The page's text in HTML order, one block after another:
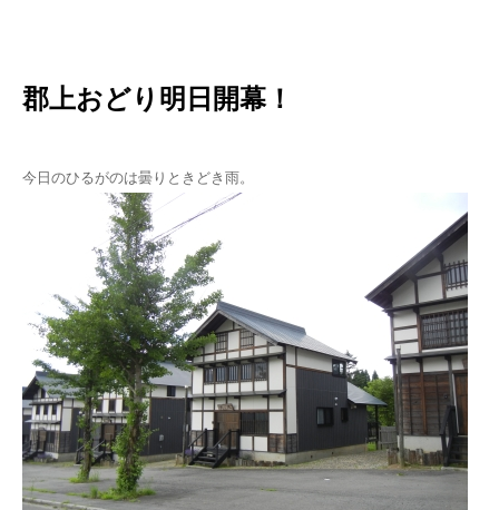
郡上おどり明日開幕！
今日のひるがのは曇りときどき雨。